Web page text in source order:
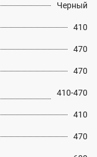
Черный
410
470
470
410-470
410
470